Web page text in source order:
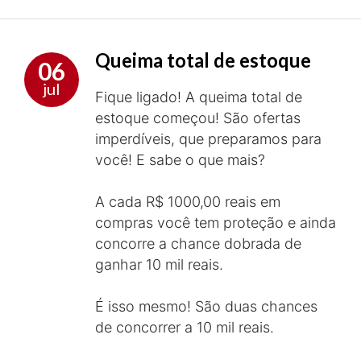
06
jul
Queima total de estoque
Fique ligado! A queima total de
estoque começou! São ofertas
imperdíveis, que preparamos para
você! E sabe o que mais?
A cada R$ 1000,00 reais em
compras você tem proteção e ainda
concorre a chance dobrada de
ganhar 10 mil reais.
É isso mesmo! São duas chances
de concorrer a 10 mil reais.